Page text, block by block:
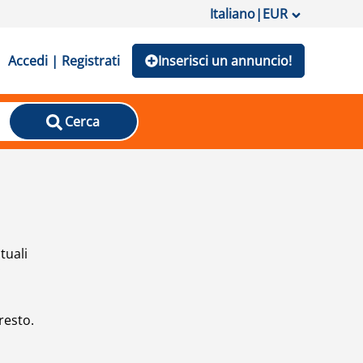
Italiano|EUR
Accedi | Registrati Inserisci un annuncio!
Cerca